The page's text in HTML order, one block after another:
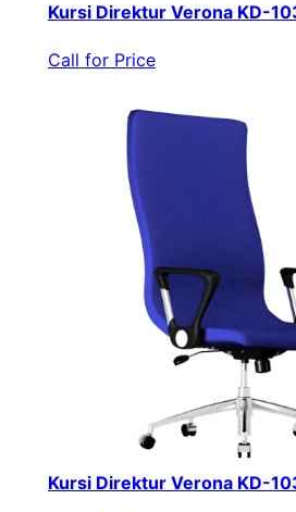
Kursi Direktur Verona KD-
Call for Price
Kursi Direktur Verona KD-